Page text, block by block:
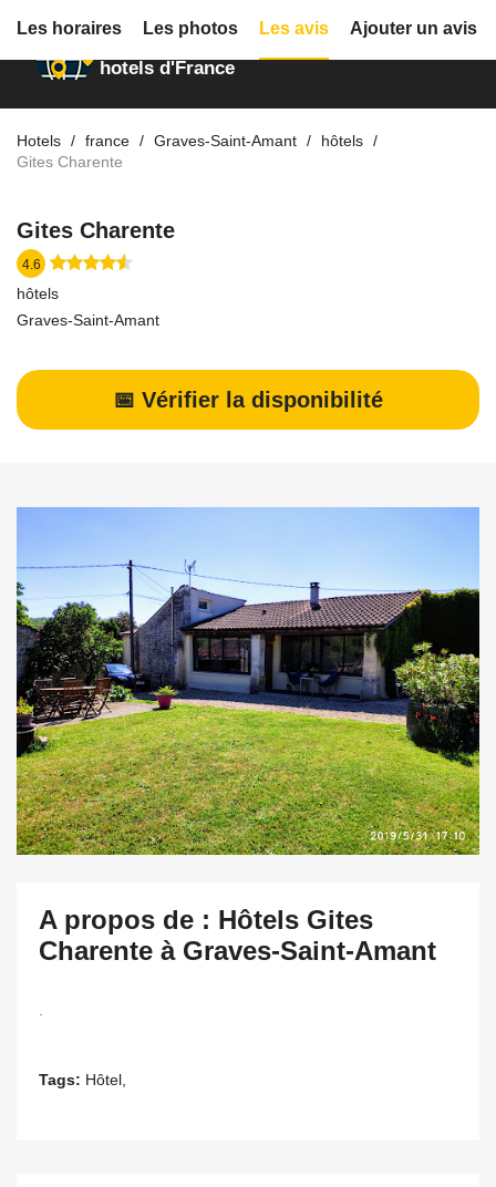
Annuaire des
hotels d'France
Hotels france Graves-Saint-Amant
hôtels
Gites Charente
Gites Charente
4.6
hôtels
Graves-Saint-Amant
📅 Vérifier la disponibilité
Les horaires Les photos Les avis Ajouter un avis
A propos de : Hôtels Gites
Charente à Graves-Saint-Amant
Tags: Hôtel,